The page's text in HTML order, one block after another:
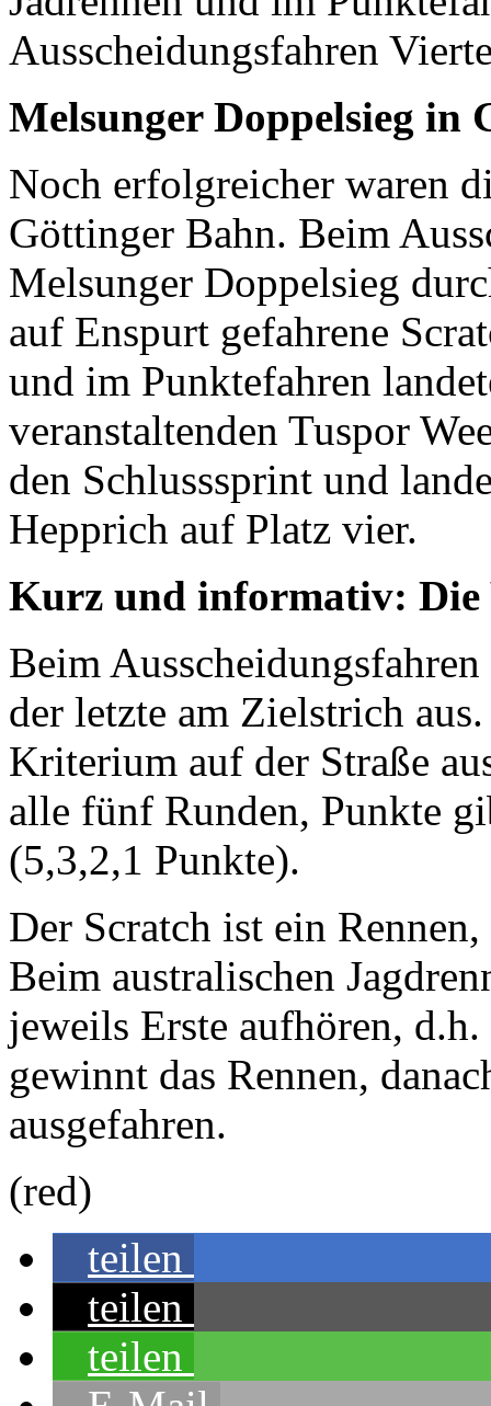
Ausscheidungsfahren
Melsunger Doppelsieg in
Noch erfolgreicher waren
Göttinger Bahn. Beim
Melsunger Doppelsieg
auf Enspurt gefahrene
und im Punktefahren
veranstaltenden Tuspor
den Schlusssprint und
Hepprich auf Platz vier.
Kurz und informativ: Die
Beim
der letzte am Zielstrich
Kriterium auf der Straße
alle fünf Runden, Punkte
(5,3,2,1 Punkte).
Der Scratch ist ein
Beim australischen
jeweils Erste aufhören,
gewinnt das Rennen,
ausgefahren.
(red)
teilen
teilen
teilen